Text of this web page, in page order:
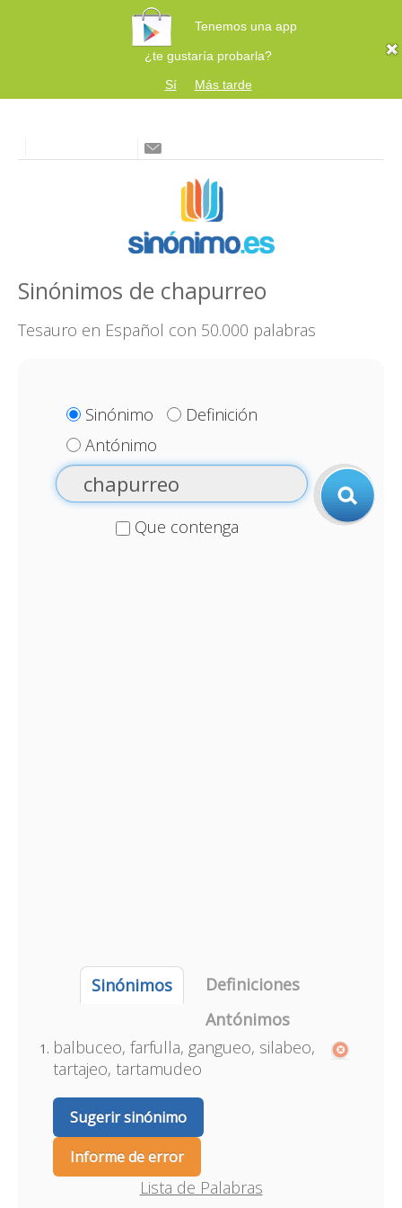
Tenemos una app
¿te gustaría probarla?
Sí
Más tarde
Sinónimos de chapurreo
Tesauro en Español con 50.000 palabras
Sinónimo
Definición
Antónimo
Que contenga
Sinónimos
Definiciones
Antónimos
balbuceo, farfulla, gangueo, silabeo,
tartajeo, tartamudeo
Sugerir sinónimo
Informe de error
Lista de Palabras